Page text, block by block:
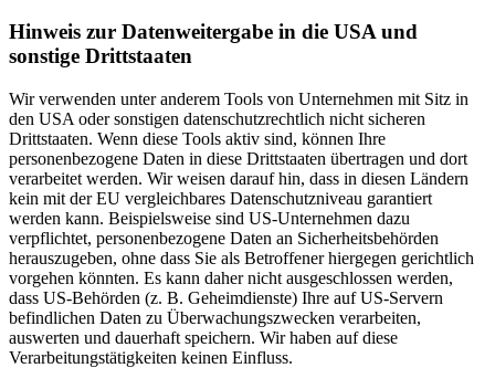
Hinweis zur Datenweitergabe in die USA und
sonstige Drittstaaten
Wir verwenden unter anderem Tools von Unternehmen mit Sitz in
den USA oder sonstigen datenschutzrechtlich nicht sicheren
Drittstaaten. Wenn diese Tools aktiv sind, können Ihre
personenbezogene Daten in diese Drittstaaten übertragen und dort
verarbeitet werden. Wir weisen darauf hin, dass in diesen Ländern
kein mit der EU vergleichbares Datenschutzniveau garantiert
werden kann. Beispielsweise sind US-Unternehmen dazu
verpflichtet, personenbezogene Daten an Sicherheitsbehörden
herauszugeben, ohne dass Sie als Betroffener hiergegen gerichtlich
vorgehen könnten. Es kann daher nicht ausgeschlossen werden,
dass US-Behörden (z. B. Geheimdienste) Ihre auf US-Servern
befindlichen Daten zu Überwachungszwecken verarbeiten,
auswerten und dauerhaft speichern. Wir haben auf diese
Verarbeitungstätigkeiten keinen Einfluss.